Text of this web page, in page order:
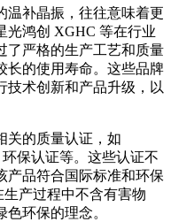
温补晶振，往往意味着更
光鸿创 XGHC 等在行业
了严格的生产工艺和质量
长的使用寿命。这些品牌
技术创新和产品升级，以
关的质量认证，如
保认证等。这些认证不
产品符合国际标准和环保
产过程中不含有害物
环保的理念。